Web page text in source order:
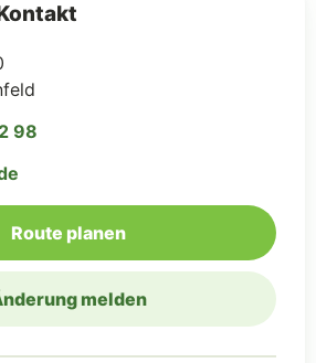
98
Route planen(Google Maps, öffnet
melden